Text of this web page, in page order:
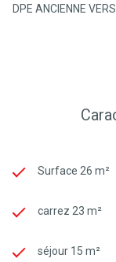
DPE ANCIENNE
Surface 26 m²
carrez 23 m²
séjour 15 m²